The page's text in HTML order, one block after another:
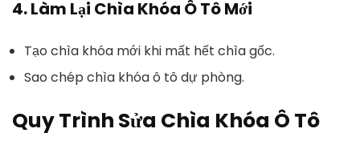
4.Làm Lại Chìa Khóa Ô Tô Mới
Tạo chìa khóa mới khi mất hết chìa gốc.
Sao chép chìa khóa ô tô dự phòng.
Quy Trình Sửa Chìa Khóa Ô Tô